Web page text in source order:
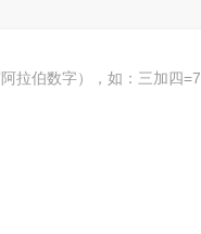
拉伯数字），如：三加四=7